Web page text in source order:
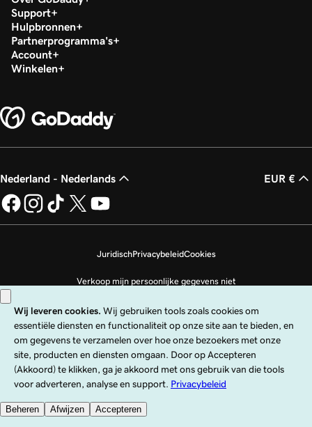
Support
Hulpbronnen
Partnerprogramma's
Account
Winkelen
Nederland - Nederlands EUR €
JuridischPrivacybeleidCookies
Verkoop mijn persoonlijke gegevens niet
Copyright © 1999 - 2026 GoDaddy Operating Company, LLC. Alle rechten
voorbehouden. Het GoDaddy-woordmerk is een geregistreerd handelsmerk
van GoDaddy Operating Company, LLC in de VS en andere landen. Het logo
‘GO‘ is een geregistreerd handelsmerk van GoDaddy.com, LLC in de VS.
Voor het gebruik van deze site gelden uitdrukkelijke gebruiksvoorwaarden.
Door deze site te gebruiken, ga je ermee akkoord gebonden te zijn aan deze
Universele servicevoorwaarden